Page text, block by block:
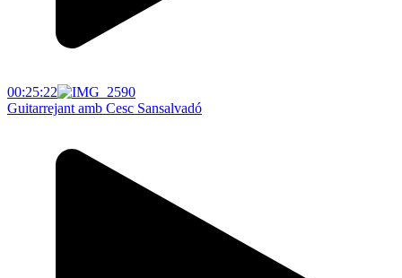
00:25:22
Guitarrejant amb Cesc Sansalvadó